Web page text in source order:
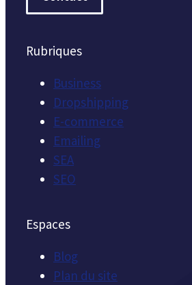
Rubriques
Business
Dropshipping
E-commerce
Emailing
SEA
SEO
Espaces
Blog
Plan du site